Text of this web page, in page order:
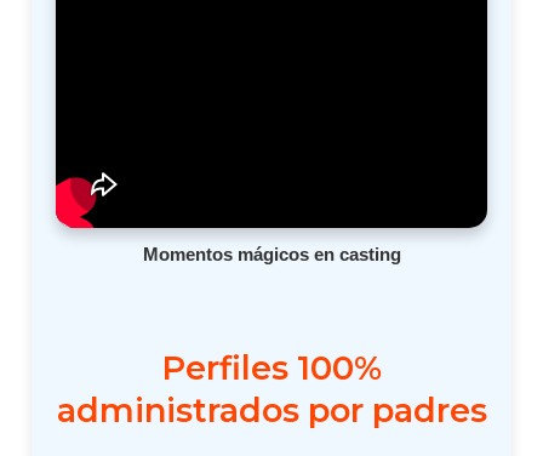
Momentos mágicos en casting
Perfiles 100%
administrados por padres